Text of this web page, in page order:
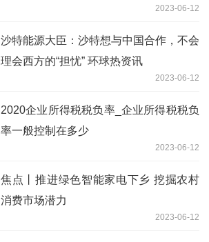
2023-06-12
沙特能源大臣：沙特想与中国合作，不会
理会西方的“担忧” 环球热资讯
2023-06-12
2020企业所得税税负率_企业所得税税负
率一般控制在多少
2023-06-12
焦点丨推进绿色智能家电下乡 挖掘农村
消费市场潜力
2023-06-12